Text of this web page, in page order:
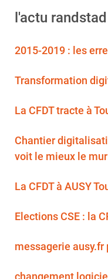
l'actu
2015-2019 : les
Transformation
La CFDT tracte à
Chantier
voit le mieux le
La CFDT à AUSY
Elections CSE : la
messagerie ausy.fr
changement